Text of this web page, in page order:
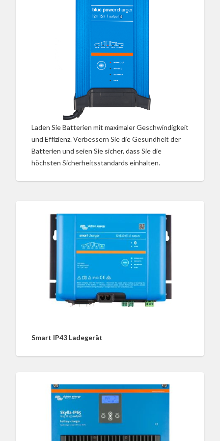
Laden Sie Batterien mit maximaler Geschwindigkeit
und Effizienz. Verbessern Sie die Gesundheit der
Batterien und seien Sie sicher, dass Sie die
höchsten Sicherheitsstandards einhalten.
Smart IP43 Ladegerät